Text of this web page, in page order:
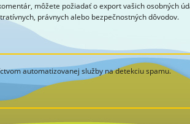
môžete požiadať o export vašich osobných
právnych alebo bezpečnostných dôvodov.
automatizovanej služby na detekciu spamu.